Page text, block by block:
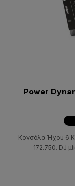
Power
Κονσόλα Ήχου 6
172.750. DJ